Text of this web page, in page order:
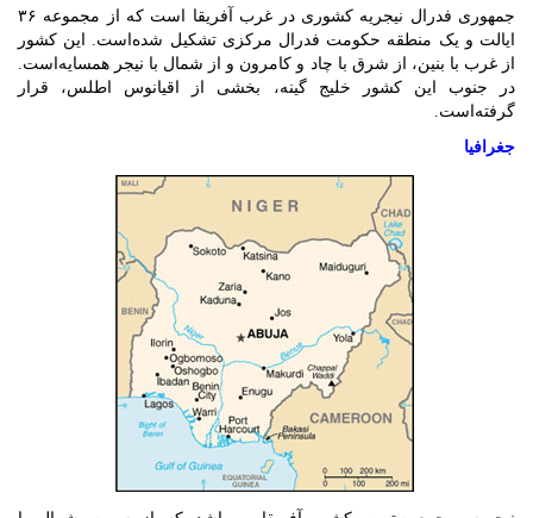
جمهوری فدرال نیجریه کشوری در غرب آفریقا است که از مجموعه ۳۶
ایالت و یک منطقه حکومت فدرال مرکزی تشکیل شده‌است. این کشور
از غرب با بنین، از شرق با چاد و کامرون و از شمال با نیجر همسایه‌است.
در جنوب این کشور خلیج گینه، بخشی از اقیانوس اطلس، قرار
گرفته‌است.
جغرافیا